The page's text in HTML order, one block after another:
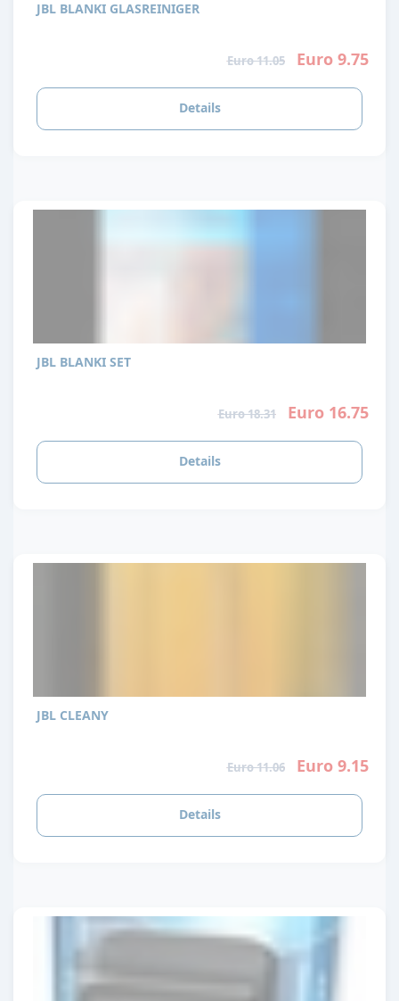
JBL BLANKI GLASREINIGER
Euro 11.05 Euro 9.75
Details
JBL BLANKI SET
Euro 18.31 Euro 16.75
Details
JBL CLEANY
Euro 11.06 Euro 9.15
Details